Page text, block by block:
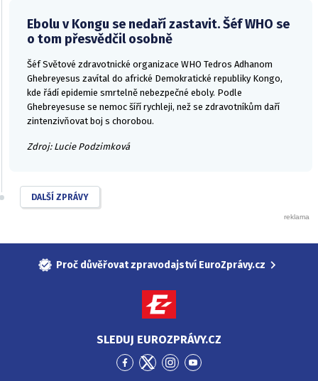
Ebolu v Kongu se nedaří zastavit. Šéf WHO se
o tom přesvědčil osobně
Šéf Světové zdravotnické organizace WHO Tedros Adhanom
Ghebreyesus zavítal do africké Demokratické republiky Kongo,
kde řádí epidemie smrtelně nebezpečné eboly. Podle
Ghebreyesuse se nemoc šíří rychleji, než se zdravotníkům daří
zintenzivňovat boj s chorobou.
Zdroj: Lucie Podzimková
DALŠÍ ZPRÁVY
Proč důvěřovat zpravodajství EuroZprávy.cz
SLEDUJ EUROZPRÁVY.CZ
PřejítPřejítPřejítPřejít